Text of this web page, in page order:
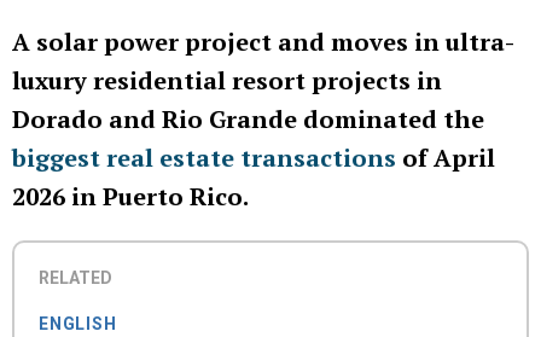
A solar power project and moves in ultra-
luxury residential resort projects in
Dorado and Rio Grande dominated the
biggest real estate transactions of April
2026 in Puerto Rico.
RELATED
ENGLISH